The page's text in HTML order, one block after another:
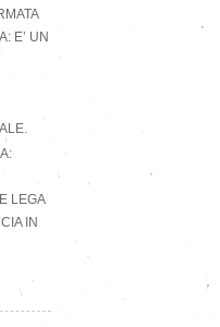
E’ UN
LEGA
IN